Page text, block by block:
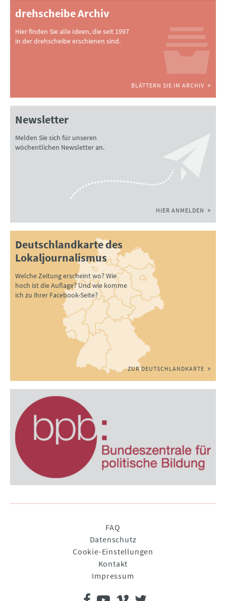
drehscheibe Archiv
Hier finden Sie alle Ideen, die seit 1997
in der drehscheibe erschienen sind.
BLÄTTERN SIE IM ARCHIV
Newsletter
Melden Sie sich für unseren
wöchentlichen Newsletter an.
HIER ANMELDEN
Deutschlandkarte des
Lokaljournalismus
Welche Zeitung erscheint wo? Wie
hoch ist die Auflage? Und wie komme
ich zu ihrer Facebook-Seite?
ZUR DEUTSCHLANDKARTE
FAQ
Datenschutz
Cookie-Einstellungen
Kontakt
Impressum